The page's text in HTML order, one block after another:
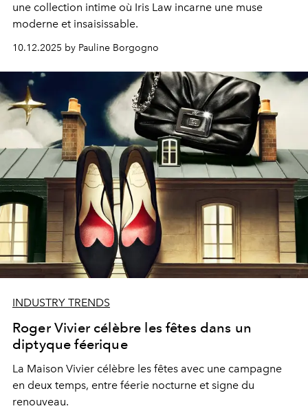
une collection intime où Iris Law incarne une muse
moderne et insaisissable.
10.12.2025 by Pauline Borgogno
INDUSTRY TRENDS
Roger Vivier célèbre les fêtes dans un
diptyque féerique
La Maison Vivier célèbre les fêtes avec une campagne
en deux temps, entre féerie nocturne et signe du
renouveau.